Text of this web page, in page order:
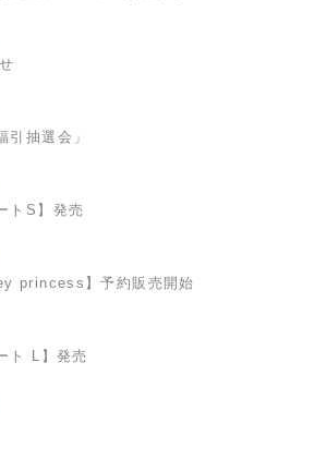
抽選会」
トS】発売
princess】予約販売開始
ト L】発売